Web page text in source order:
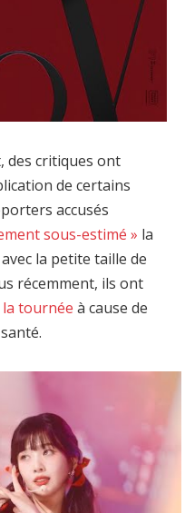
des critiques ont
de certains
accusés
sous-estimé » la
la petite taille de
récemment, ils ont
tournée à cause de